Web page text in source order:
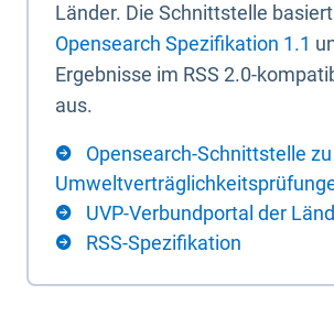
Länder. Die Schnittstelle
Opensearch Spezifikation 1.1
Ergebnisse im RSS 2.0-
aus.
Opensearch-Schnittstelle zu
UVP-Verbundportal der
RSS-Spezifikation